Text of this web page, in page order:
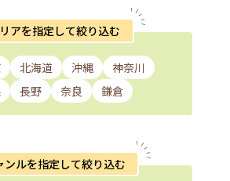
アを指定して絞り込む
北海道 沖縄
神奈川
長野 奈良 鎌倉
ンルを指定して絞り込む